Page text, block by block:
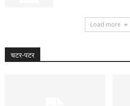
Load more
चटर-पटर